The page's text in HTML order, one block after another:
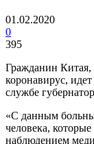
01.02.2020
0
395
Гражданин Китая,
коронавирус,
службе
«С данным
человека,
наблюдением